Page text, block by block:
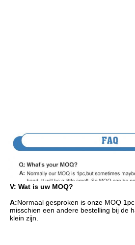
V: Wat is uw MOQ?
A:Normaal gesproken is onze MOQ
misschien een andere bestelling bij de
klein zijn.